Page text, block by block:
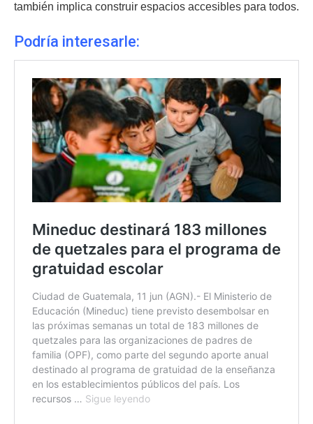
también implica construir espacios accesibles para todos.
Podría interesarle: